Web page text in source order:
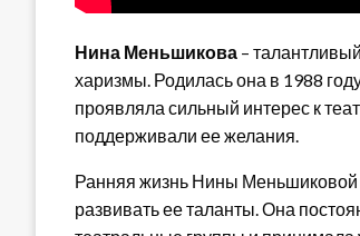
Нина Меньшикова –
харизмы. Родилась она в 1988
проявляла сильный интерес к
поддерживали ее желания.
Ранняя жизнь Нины Меньшиковой
развивать ее таланты. Она